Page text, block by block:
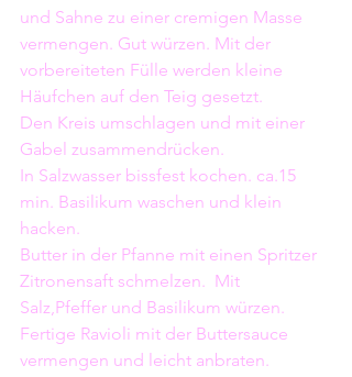
und Sahne zu einer cremigen Masse
vermengen. Gut würzen. Mit der
vorbereiteten Fülle werden kleine
Häufchen auf den Teig gesetzt.
Den Kreis umschlagen und mit einer
Gabel zusammendrücken.
In Salzwasser bissfest kochen. ca.15
min. Basilikum waschen und klein
hacken.
Butter in der Pfanne mit einen Spritzer
Zitronensaft schmelzen.  Mit
Salz,Pfeffer und Basilikum würzen.
Fertige Ravioli mit der Buttersauce
vermengen und leicht anbraten.